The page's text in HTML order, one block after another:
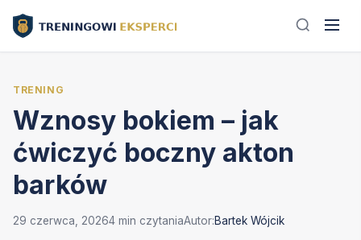
TRENING
Wznosy bokiem – jak
ćwiczyć boczny akton
barków
29 czerwca, 20264 min czytaniaAutor:Bartek Wójcik